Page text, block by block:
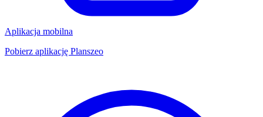
Aplikacja mobilna
Pobierz aplikację Planszeo